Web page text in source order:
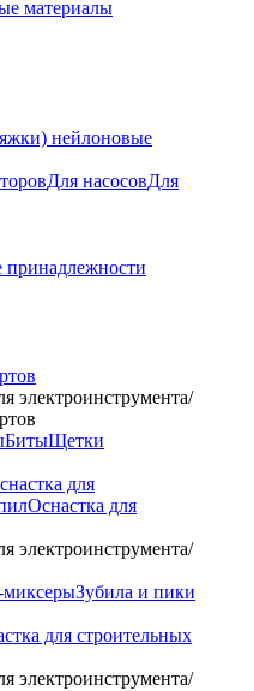
нейлоновые
Для насосовДля
электроинструмента/
БитыЩетки
для
Оснастка для
электроинструмента/
миксерыЗубила и пики
для строительных
электроинструмента/